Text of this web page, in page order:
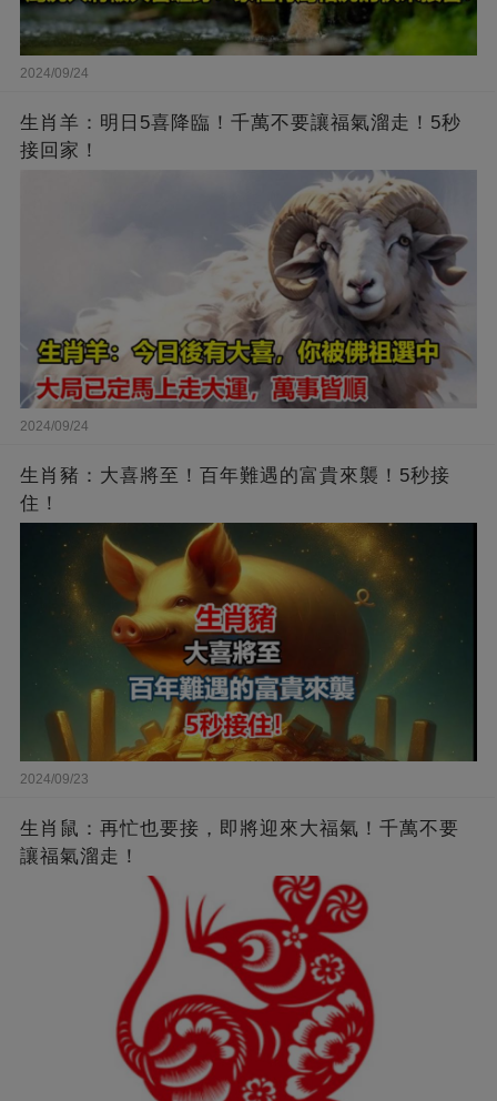
2024/09/24
生肖羊：明日5喜降臨！千萬不要讓福氣溜走！5秒
接回家！
2024/09/24
生肖豬：大喜將至！百年難遇的富貴來襲！5秒接
住！
2024/09/23
生肖鼠：再忙也要接，即將迎來大福氣！千萬不要
讓福氣溜走！